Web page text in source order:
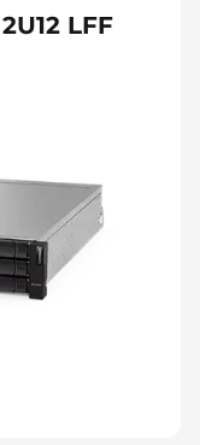
LFF